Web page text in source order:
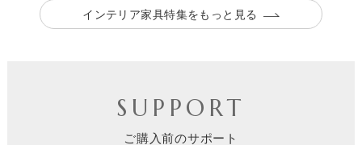
インテリア家具特集をもっと見る
SUPPORT
ご購入前のサポート